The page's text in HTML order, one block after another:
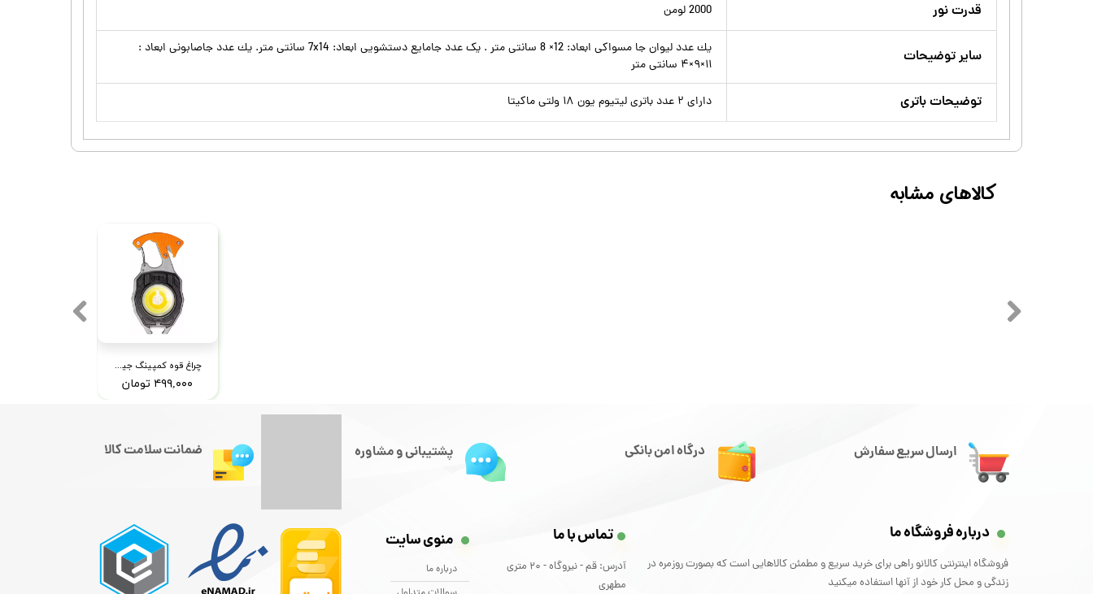
قدرت نور 2000 لومن
سایر توضیحات
يك عدد ليوان جا مسواكى ابعاد: 12× 8 سانتى متر . يک عدد جامايع دستشويى ابعاد: 7x14 سانتى متر. يك عدد جاصابونى ابعاد :
۱۱×۹×۴ سانتى متر
توضیحات باتری دارای ۲ عدد باتری لیتیوم یون ۱۸ ولتی ماکیتا
چراغ قوه کمپینگ جیبی هفت کاره مدل w5147
۴۹۹,۰۰۰ تومان
کالاهای مشابه
ارسال سریع سفارش درگاه امن بانکی پشتیبانی و مشاوره ضمانت سلامت کالا
درباره فروشگاه ما
فروشگاه اینترنتی کالانو راهی برای خرید سریع و مطمئن کالاهایی است که بصورت روزمره در
زندگی و محل کار خود از آنها استفاده میکنید
تماس با ما
آدرس: قم - نیروگاه - 20 متری
مطهری
منوی سایت
درباره ما